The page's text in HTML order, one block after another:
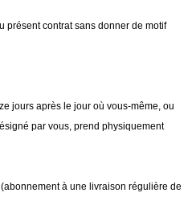
présent contrat sans donner de motif
jours après le jour où vous-même, ou
par vous, prend physiquement
à une livraison régulière de